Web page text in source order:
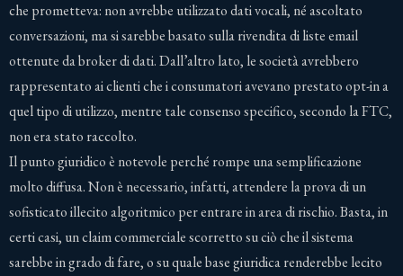
che prometteva: non avrebbe utilizzato dati vocali, né ascoltato
conversazioni, ma si sarebbe basato sulla rivendita di liste email
ottenute da broker di dati. Dall’altro lato, le società avrebbero
rappresentato ai clienti che i consumatori avevano prestato opt-in a
quel tipo di utilizzo, mentre tale consenso specifico, secondo la FTC,
non era stato raccolto.
Il punto giuridico è notevole perché rompe una semplificazione
molto diffusa. Non è necessario, infatti, attendere la prova di un
sofisticato illecito algoritmico per entrare in area di rischio. Basta, in
certi casi, un claim commerciale scorretto su ciò che il sistema
sarebbe in grado di fare, o su quale base giuridica renderebbe lecito